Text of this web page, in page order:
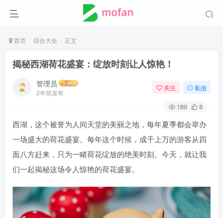
首页 综合大全 正文
揭秘西湖荷花盛宴：绽放时刻让人惊艳！
管理员
2年前发布
关注 私信
189 8
西湖，这个被誉为人间天堂的美丽之地，每年夏季都会举办
一场盛大的荷花盛宴。每年这个时候，成千上万的游客从四
面八方赶来，只为一睹荷花绽放的绝美时刻。今天，就让我
们一起揭秘这场令人惊艳的荷花盛宴。